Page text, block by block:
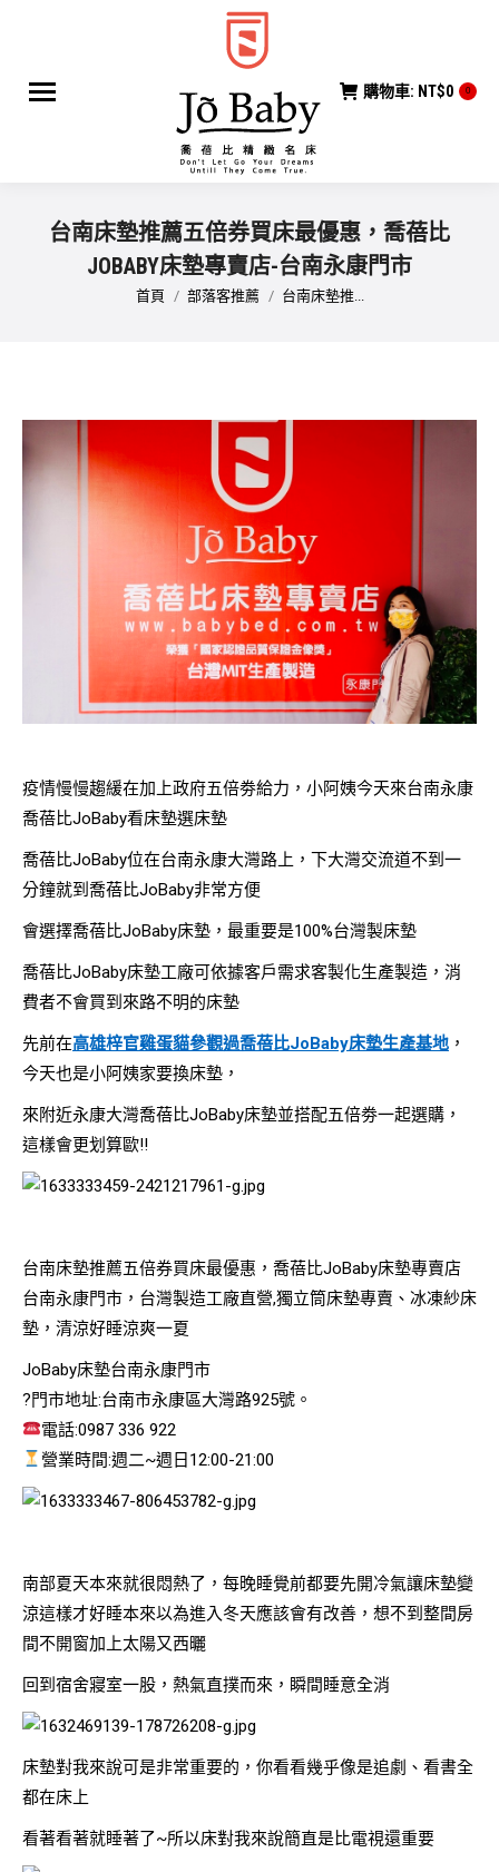
購物車: NT$0 0
台南床墊推薦五倍券買床最優惠，喬蓓比
JOBABY床墊專賣店-台南永康門市
您在這裡：
首頁 部落客推薦 台南床墊推...
疫情慢慢趨緩在加上政府五倍劵給力，小阿姨今天來台南永康
喬蓓比JoBaby看床墊選床墊
喬蓓比JoBaby位在台南永康大灣路上，下大灣交流道不到一
分鐘就到喬蓓比JoBaby非常方便
會選擇喬蓓比JoBaby床墊，最重要是100%台灣製床墊
喬蓓比JoBaby床墊工廠可依據客戶需求客製化生產製造，消
費者不會買到來路不明的床墊
先前在高雄梓官雞蛋貓參觀過喬蓓比JoBaby床墊生產基地 ，
今天也是小阿姨家要換床墊，
來附近永康大灣喬蓓比JoBaby床墊並搭配五倍劵一起選購，
這樣會更划算歐!!
台南床墊推薦五倍券買床最優惠，喬蓓比JoBaby床墊專賣店
台南永康門市，台灣製造工廠直營,獨立筒床墊專賣、冰凍紗床
墊，清涼好睡涼爽一夏
JoBaby床墊台南永康門市
?門市地址:台南市永康區大灣路925號。
電話:0987 336 922
營業時間:週二~週日12:00-21:00
南部夏天本來就很悶熱了，每晚睡覺前都要先開冷氣讓床墊變
涼這樣才好睡本來以為進入冬天應該會有改善，想不到整間房
間不開窗加上太陽又西曬
回到宿舍寢室一股，熱氣直撲而來，瞬間睡意全消
床墊對我來說可是非常重要的，你看看幾乎像是追劇、看書全
都在床上
看著看著就睡著了~所以床對我來說簡直是比電視還重要